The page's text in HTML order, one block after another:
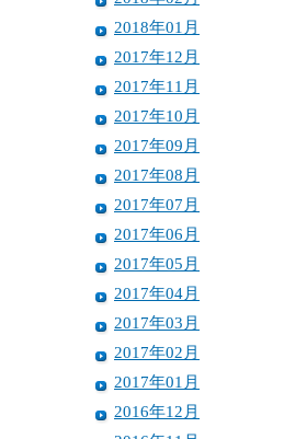
2018年01月
2017年12月
2017年11月
2017年10月
2017年09月
2017年08月
2017年07月
2017年06月
2017年05月
2017年04月
2017年03月
2017年02月
2017年01月
2016年12月